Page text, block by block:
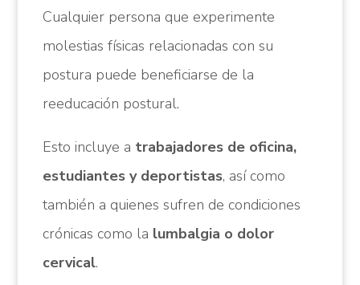
Cualquier persona que experimente
molestias físicas relacionadas con su
postura puede beneficiarse de la
reeducación postural.
Esto incluye a trabajadores de oficina,
estudiantes y deportistas, así como
también a quienes sufren de condiciones
crónicas como la lumbalgia o dolor
cervical.